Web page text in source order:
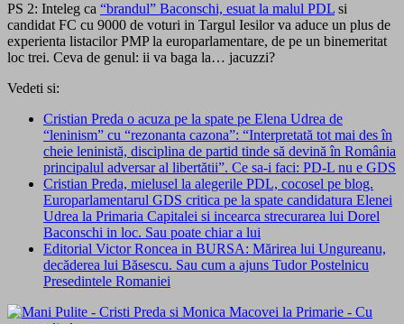
PS 2: Inteleg ca “brandul” Baconschi, esuat la malul PDL si
candidat FC cu 9000 de voturi in Targul Iesilor va aduce un plus de
experienta listacilor PMP la europarlamentare, de pe un binemeritat
loc trei. Ceva de genul: ii va baga la… jacuzzi?
Vedeti si:
Cristian Preda o acuza pe la spate pe Elena Udrea de
“leninism” cu “rezonanta cazona”: “Interpretată tot mai des în
cheie leninistă, disciplina de partid tinde să devină în România
principalul adversar al libertătii”. Ce sa-i faci: PD-L nu e GDS
Cristian Preda, mielusel la alegerile PDL, cocosel pe blog.
Europarlamentarul GDS critica pe la spate candidatura Elenei
Udrea la Primaria Capitalei si incearca strecurarea lui Dorel
Baconschi in loc. Sau poate chiar a lui
Editorial Victor Roncea in BURSA: Mărirea lui Ungureanu,
decăderea lui Băsescu. Sau cum a ajuns Tudor Postelnicu
Presedintele Romaniei